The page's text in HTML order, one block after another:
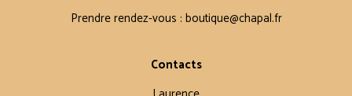
Prendre rendez-vous : boutique@chapal.fr
Contacts